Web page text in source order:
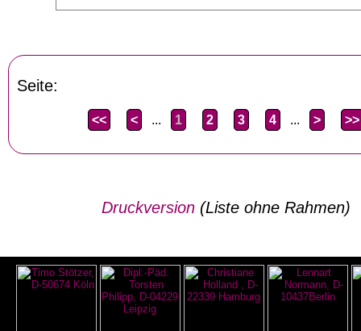
Seite:
<< < ... 1 2 3 4 ... > >>
Druckversion(Liste ohne Rahmen)